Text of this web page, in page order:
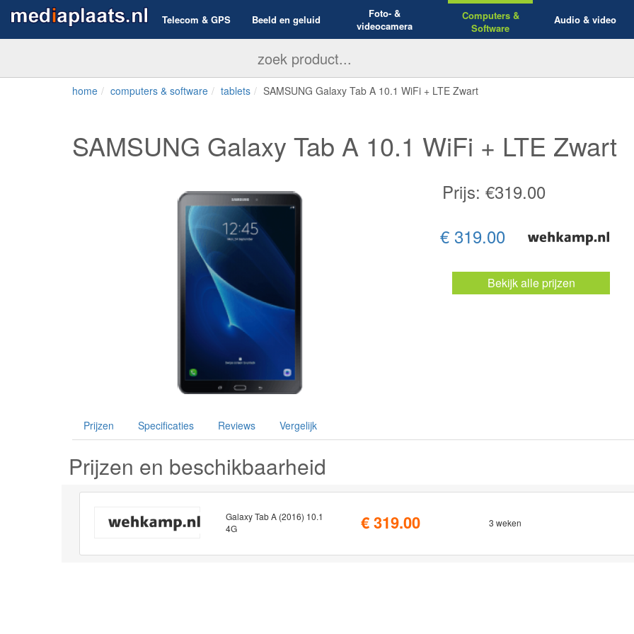
Telecom & GPS Beeld en geluid
Foto- &
videocamera
Computers &
Software
Audio & video
home computers & software tablets SAMSUNG Galaxy Tab A 10.1 WiFi + LTE Zwart
SAMSUNG Galaxy Tab A 10.1 WiFi + LTE Zwart
Prijs: €319.00
€ 319.00
Bekijk alle prijzen
Prijzen Specificaties Reviews Vergelijk
Prijzen en beschikbaarheid
Galaxy Tab A (2016) 10.1
4G
€ 319.00 3 weken